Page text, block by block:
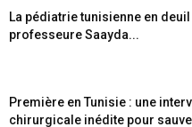
La pédiatrie tunisienne en deuil
professeure Saayda...
Première en Tunisie : une
chirurgicale inédite pour